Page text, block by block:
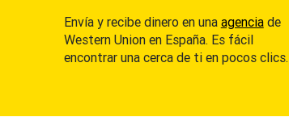
Envía y recibe dinero en una agenciade
Western Union en España. Es fácil
encontrar una cerca de ti en pocos clics.